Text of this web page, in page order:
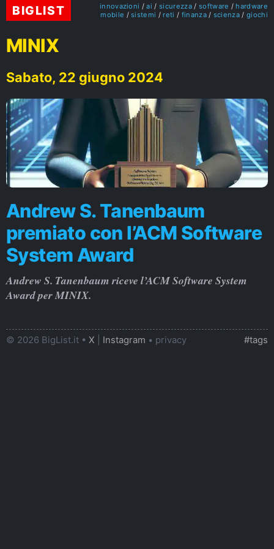
BIGLIST innovazioni ai sicurezza software
hardware
mobile
sistemi reti finanza scienza giochi
MINIX
Sabato, 22 giugno 2024
Andrew S. Tanenbaum
premiato con l’ACM Software
System Award
Andrew S. Tanenbaum riceve l’ACM Software System
Award per MINIX.
© 2026 BigList.it • X Instagram • privacy #tags